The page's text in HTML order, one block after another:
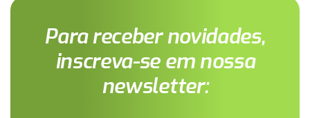
Para receber novidades,
inscreva-se em nossa
newsletter: